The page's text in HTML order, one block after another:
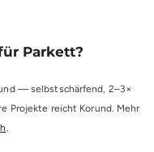
Parkett?
— selbstschärfend, 2–3×
Projekte reicht Korund. Mehr